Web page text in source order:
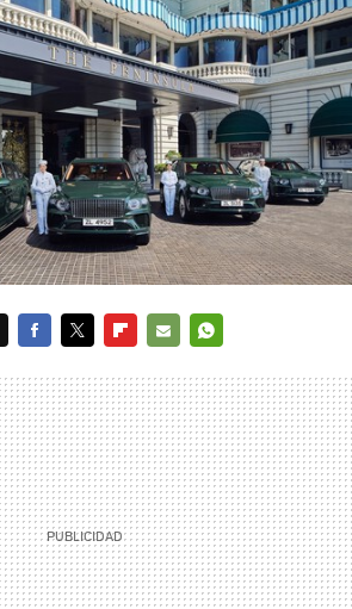
MAIL